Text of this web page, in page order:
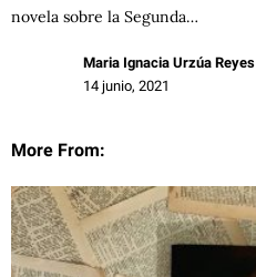
novela sobre la Segunda…
Maria Ignacia Urzúa Reyes
14 junio, 2021
More From: